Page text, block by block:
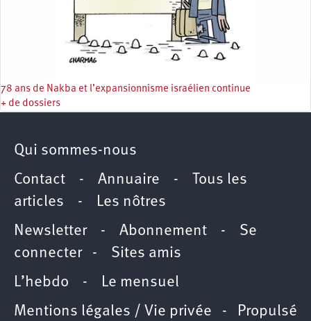
78 ans de Nakba et l’expansionnisme israélien continue
+ de dossiers
Qui sommes-nous
Contact - Annuaire -
Tous les
articles - Les nôtres
Newsletter- Abonnement - Se
connecter- Sites amis
L’hebdo - Le mensuel
Mentions légales / Vie privée - Propulsé